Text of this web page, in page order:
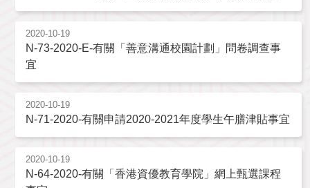
2020-10-19
N-73-2020-E-有關「善意溝通校園計劃」問卷調查事
宜
2020-10-19
N-71-2020-有關申請2020-2021年度學生午膳津貼事宜
2020-10-19
N-64-2020-有關「香港資優教育學院」網上甄選課程